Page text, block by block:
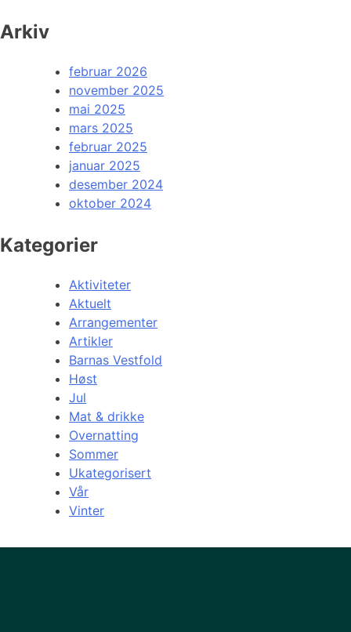
Arkiv
februar 2026
november 2025
mai 2025
mars 2025
februar 2025
januar 2025
desember 2024
oktober 2024
Kategorier
Aktiviteter
Aktuelt
Arrangementer
Artikler
Barnas Vestfold
Høst
Jul
Mat & drikke
Overnatting
Sommer
Ukategorisert
Vår
Vinter